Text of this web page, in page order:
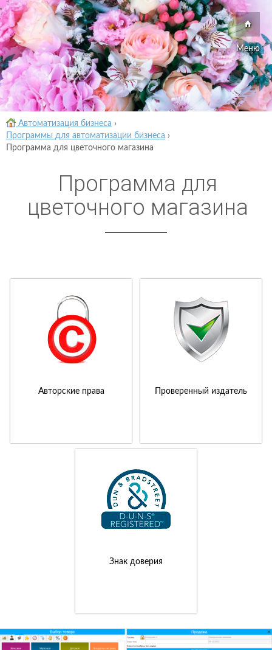
Меню
Автоматизация бизнеса ›
Программы для автоматизации бизнеса ›
Программа для цветочного магазина
Программа для
цветочного магазина
Авторские права Проверенный издатель
Знак доверия